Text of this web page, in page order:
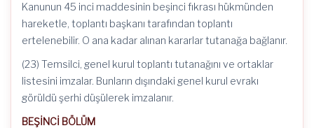
Kanunun 45 inci maddesinin beşinci fıkrası hükmünden
hareketle, toplantı başkanı tarafından toplantı
ertelenebilir. O ana kadar alınan kararlar tutanağa bağlanır.
(23) Temsilci, genel kurul toplantı tutanağını ve ortaklar
listesini imzalar. Bunların dışındaki genel kurul evrakı
görüldü şerhi düşülerek imzalanır.
BEŞİNCİ BÖLÜM